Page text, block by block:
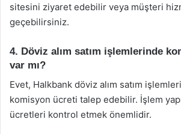
sitesini ziyaret edebilir veya müşteri
geçebilirsiniz.
4. Döviz alım satım işlemlerinde
var mı?
Evet, Halkbank döviz alım satım
komisyon ücreti talep edebilir. İşlem
ücretleri kontrol etmek önemlidir.